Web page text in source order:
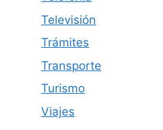
Televisión
Trámites
Transporte
Turismo
Viajes